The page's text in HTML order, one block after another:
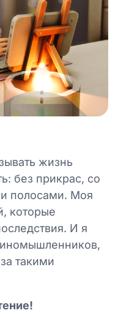
жизнь
без прикрас, со
полосами. Моя
которые
И я
такими